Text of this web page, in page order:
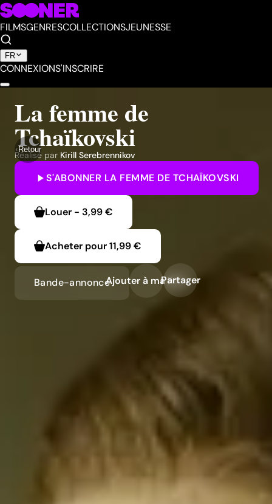
FILMSGENRESCOLLECTIONSJEUNESSE
FR
CONNEXIONS'INSCRIRE
Retour
La femme de
Tchaïkovski
Réalisé par Kirill Serebrennikov
S'ABONNER LA FEMME DE TCHAÏKOVSKI
Louer - 3,99 €
Acheter pour11,99 €
Bande-annonceAjouter à ma liste
Partager